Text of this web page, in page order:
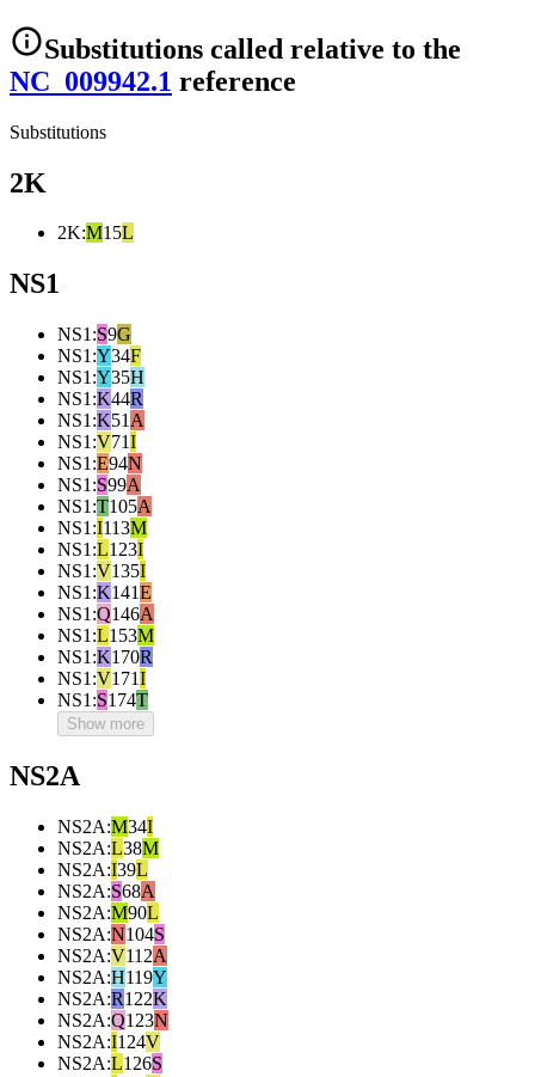
Substitutions called relative to the
NC_009942.1 reference
Substitutions
2K
2K:M15L
NS1
NS1 :S9G
NS1 :Y34F
NS1 :Y35H
NS1 :K44R
NS1 :K51 A
NS1 :V71I
NS1 :E94N
NS1 :S99A
NS1 :T105A
NS1 :I113M
NS1 :L123I
NS1 :V135I
NS1 :K141E
NS1 :Q146A
NS1 :L153M
NS1 :K170R
NS1 :V171I
NS1 :S174T
Show more
NS2A
NS2A:M34I
NS2A:L38M
NS2A:I39L
NS2A:S68A
NS2A:M90L
NS2A:N104S
NS2A:V112A
NS2A:H119Y
NS2A:R122K
NS2A:Q123N
NS2A:I124V
NS2A:L126S